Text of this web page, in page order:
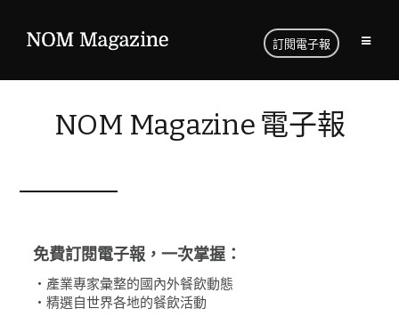
訂閱電子報
NOM Magazine 電子報
免費訂閱電子報，一次掌握：
・產業專家彙整的國內外餐飲動態
・精選自世界各地的餐飲活動